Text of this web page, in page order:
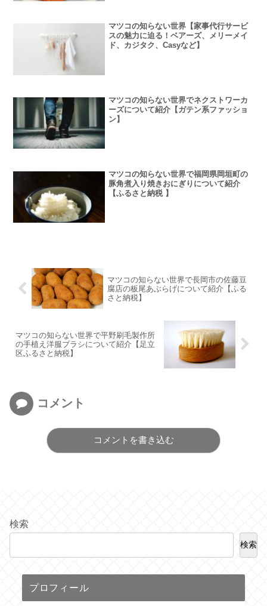
マツコの知らない世界【家事代行サービ
スの魅力に迫る！ベアーズ、メリーメイ
ド、カジタク、Casyなど】
マツコの知らない世界でネクストワーカ
ーズについて紹介【ガテン系ファッショ
ン】
マツコの知らない世界で福岡県岡垣町の
豚角煮入り焼きおにぎりについて紹介
【ふるさと納税 】
マツコの知らない世界で長岡市の佐藤豆
腐店の板尾あぶらげについて紹介【ふる
さと納税】
マツコの知らない世界で平野刷毛製作所
の手植え洋服ブラシについて紹介【足立
区ふるさと納税】
コメント
コメントを書き込む
検索
検索
プロフィール